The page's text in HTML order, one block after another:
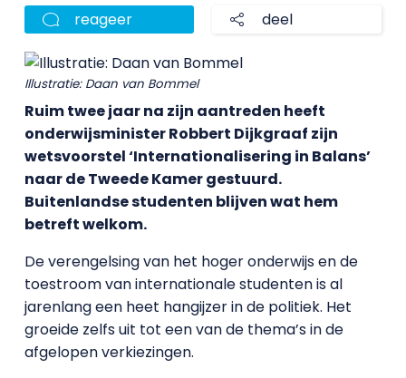
reageer deel
Illustratie: Daan van Bommel
Ruim twee jaar na zijn aantreden heeft
onderwijsminister Robbert Dijkgraaf zijn
wetsvoorstel ‘Internationalisering in Balans’
naar de Tweede Kamer gestuurd.
Buitenlandse studenten blijven wat hem
betreft welkom.
De verengelsing van het hoger onderwijs en de
toestroom van internationale studenten is al
jarenlang een heet hangijzer in de politiek. Het
groeide zelfs uit tot een van de thema’s in de
afgelopen verkiezingen.